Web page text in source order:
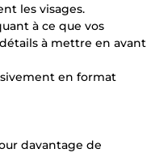
les visages.
à ce que vos
à mettre en avant
en format
davantage de